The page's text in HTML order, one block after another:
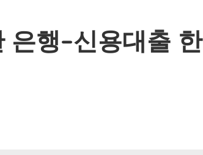
은행–신용대출 한